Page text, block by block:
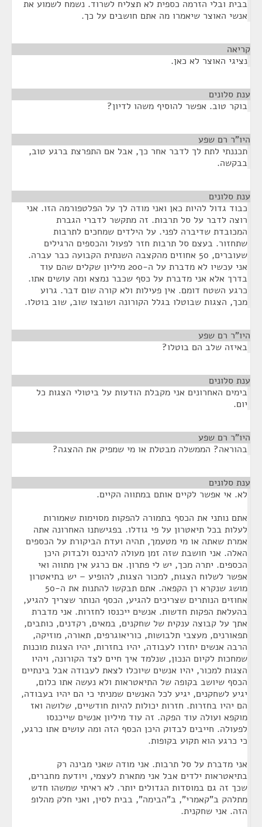
בבית ובלי הזרמה כספית לא תצליח לשרוד. נשמח לשמוע את
אנשי האוצר שיאמרו מה אתם חושבים על כך.
קריאה
נציגי האוצר לא כאן.
ענת סלונים
בוקר טוב. אפשר להוסיף משהו לדיון?
היו"ר רם שפע
תכננתי לתת לך לדבר אחר כך, אבל אם התפרצת ברגע טוב,
בבקשה.
ענת סלונים
כבוד גדול להיות כאן ואני מודה לך על הפלטפורמה הזו. אני
רוצה לדבר על סל תרבות. זה מתקשר לדברי הגברת
המכובדת שדיברה לפני. על הילדים שמחכים לתרבות
שתחזור. בעצם סל תרבות חזר לפעול והכספים הרגילים
שעוברים, 50 אחוזים מהקצבה השנתית הקבועה כבר עברה.
אני עכשיו לא מדברת על ה-200 מיליון שקלים שהם עוד
בדרך אלא אני מדברת על כסף שכבר נמצא ומה עושים אתו.
כרגע השטח דומם. אין פעילות ולא קורה שום דבר. גרוע
מכך, הצגות שבוטלו בגלל הקורונה ושובצו שוב, שוב בוטלו.
היו"ר רם שפע
באיזה שלב הם בוטלו?
ענת סלונים
בימים האחרונים אני מקבלת הודעות על ביטולי הצגות כל
יום.
היו"ר רם שפע
בהוראה? הממשלה מבטלת או מי שמפיק את ההצגה?
ענת סלונים
לא. אי אפשר לקיים אותם במתווה הקיים.
אתם נותני את הכסף בתמורה להפקות מסוימות שאמורות
לעלות בכל תיאטרון על פי גודלו. בפגישתנו האחרונה אתה
אמרת שאתה או מי מטעמך, תהיה ועדת הביקורת על הכספים
האלה. אני חושבת שזה זמן מעולה להיכנס ולבדוק היכן
הכספים. יתרה מכך, יש לי פתרון. אם כרגע אין מתווה ואי
אפשר לשלוח הצגות, למכור הצגות, להופיע – יש בתיאטרון
מושג שנקרא רן הקפאה. אתם תבקשו להתנות את ה-50
אחוזים הנותרים שצריכים להגיע, הכסף הנותר שצריך להגיע,
בהעלאת הפקות חדשות. אנשים ייכנסו לחזרות. אני מדברת
אתך על קבוצה ענקית של שחקנים, במאים, רקדנים, כותבים,
תפאורנים, מעצבי תלבושות, כוריאוגרפים, תאורה, מוזיקה,
הרבה אנשים יחזרו לעבודה, יהיו בחזרות, יהיו הצגות מוכנות
שמחכות לקיום הנכון, שנלמד איך חיים לצד הקורונה, ויהיו
הצגות למכור, יהיו אנשים שיוכלו לצאת לעבודה אבל בינתיים
הכסף שיושב בקופה של התיאטראות ולא נעשה אתו כלום,
יגיע לשחקנים, יגיע לכל האנשים שמניתי כי הם יהיו בעבודה,
הם יהיו בחזרות. חזרות יכולות להיות חודשיים, שלושה ואז
מוקפא ועולה עוד הפקה. זה עוד מיליון אנשים שייכנסו
לפעולה. חייבים לבדוק היכן הכסף הזה ומה עושים אתו כרגע,
כי כרגע הוא תקוע בקופות.
אני מדברת על סל תרבות. אני מודה שאני מבינה רק
בתיאטראות ילדים אבל אני מתארת לעצמי, ויודעת מחברים,
שכך זה גם במוסדות הגדולים יותר. לא ראיתי שמשהו חדש
מתלהק ב"קאמרי", ב"הבימה", בבית לסין, ואני חלק מהלופ
הזה. אני שחקנית.